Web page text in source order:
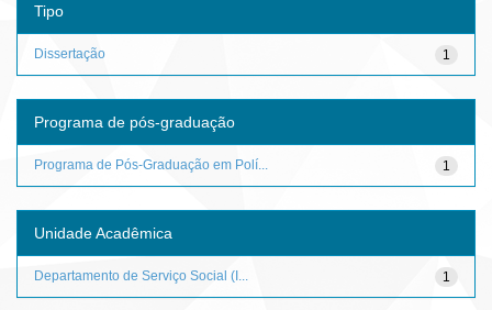
Tipo
1
Dissertação
Programa de pós-graduação
1
Programa de Pós-Graduação em Polí...
Unidade Acadêmica
1
Departamento de Serviço Social (I...